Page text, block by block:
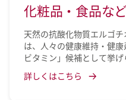
化粧品・食品な
待 -エルゴチオネ
天然の抗酸化物質エルゴ
は、人々の健康維持・健
ビタミン」候補として挙
オネインには昨今の研究
能性が示され、化粧品・食
詳しくはこちら